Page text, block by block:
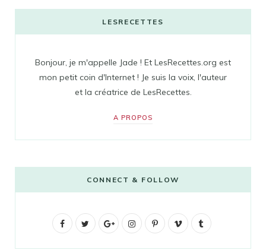
LESRECETTES
Bonjour, je m'appelle Jade ! Et LesRecettes.org est
mon petit coin d'Internet ! Je suis la voix, l'auteur
et la créatrice de LesRecettes.
A PROPOS
CONNECT & FOLLOW
F
G
I
P
V